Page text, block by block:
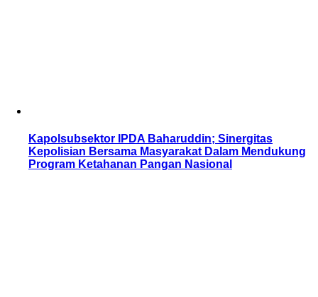
Kapolsubsektor IPDA Baharuddin; Sinergitas
Kepolisian Bersama Masyarakat Dalam Mendukung
Program Ketahanan Pangan Nasional